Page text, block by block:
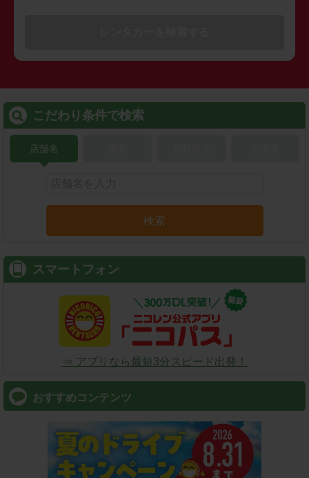
こだわり条件で検索
店舗名
検索
スマートフォン
⇒ アプリなら最短3分スピード出発！
おすすめコンテンツ